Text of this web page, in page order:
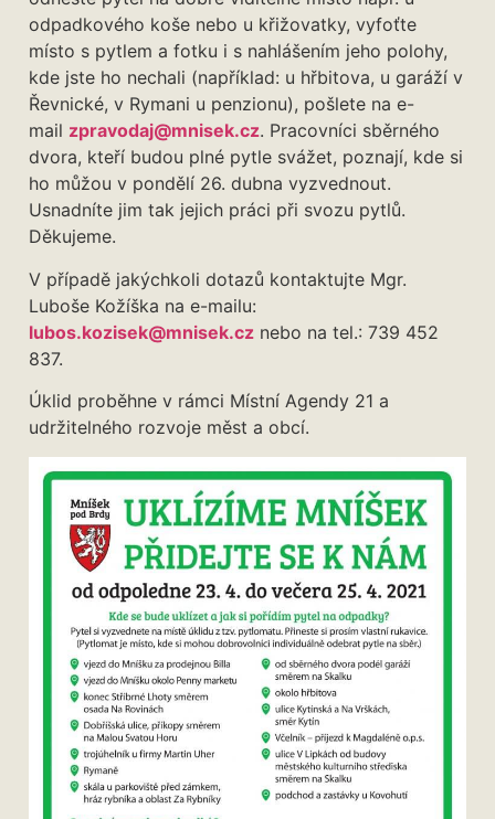
odpadkového koše nebo u křižovatky, vyfoťte
místo s pytlem a fotku i s nahlášením jeho polohy,
kde jste ho nechali (například: u hřbitova, u garáží v
Řevnické, v Rymani u penzionu), pošlete na e-
mail zpravodaj@mnisek.cz. Pracovníci sběrného
dvora, kteří budou plné pytle svážet, poznají, kde si
ho můžou v pondělí 26. dubna vyzvednout.
Usnadníte jim tak jejich práci při svozu pytlů.
Děkujeme.
V případě jakýchkoli dotazů kontaktujte Mgr.
Luboše Kožíška na e-mailu:
lubos.kozisek@mnisek.cz nebo na tel.: 739 452
837.
Úklid proběhne v rámci Místní Agendy 21 a
udržitelného rozvoje měst a obcí.